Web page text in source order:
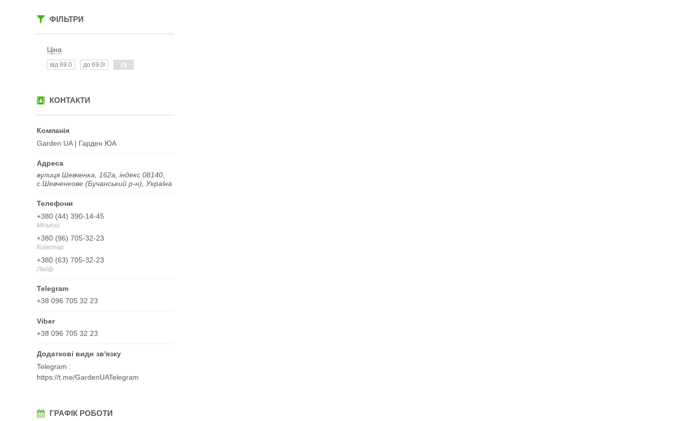
ФІЛЬТРИ
Ціна
КОНТАКТИ
Garden UA | Гарден ЮА
вулиця Шевченка, 162а, індекс 08140,
с.Шевченкове (Бучанський р-н), Україна
+380 (44) 390-14-45
Міський
+380 (96) 705-32-23
Київстар
+380 (63) 705-32-23
Лайф
+38 096 705 32 23
+38 096 705 32 23
Telegram
https://t.me/GardenUATelegram
ГРАФІК РОБОТИ